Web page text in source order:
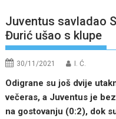
Juventus savladao
Đurić ušao s klupe
30/11/2021 I. Ć.
Odigrane su još dvije
večeras, a Juventus je
na gostovanju (0:2), dok